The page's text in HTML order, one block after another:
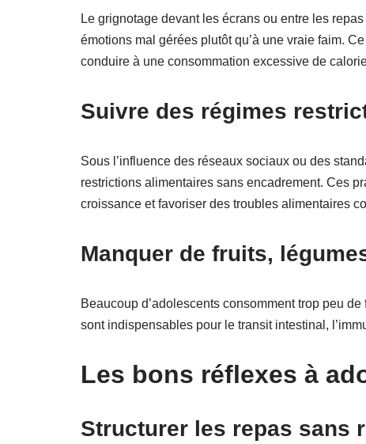
Le grignotage devant les écrans ou entre les
émotions mal gérées plutôt qu’à une vraie faim.
conduire à une consommation excessive de
Suivre des régimes
Sous l’influence des réseaux sociaux ou des
restrictions alimentaires sans encadrement. Ces
croissance et favoriser des troubles alimentaires
Manquer de fruits,
Beaucoup d’adolescents consomment trop peu
sont indispensables pour le transit intestinal,
Les bons réflexes à
Structurer les repas sans